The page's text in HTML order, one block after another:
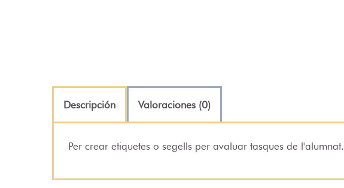
Descripción Valoraciones (0)
Per crear etiquetes o segells per avaluar tasques de l'alumnat.